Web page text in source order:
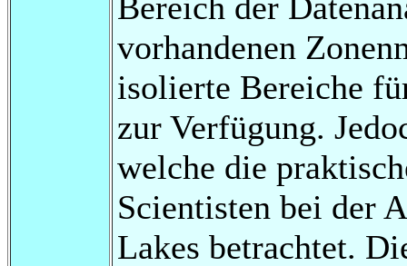
vorhandenen
isolierte Bereiche
zur Verfügung.
welche die
Scientisten bei der
Lakes betrachtet.